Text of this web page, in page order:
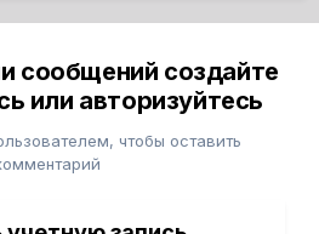
сообщений создайте
или авторизуйтесь
чтобы оставить